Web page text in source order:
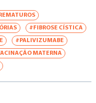
#FIBROSE CÍSTICA
#PALIVIZUMABE
MATERNA